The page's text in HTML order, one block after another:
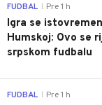
FUDBAL Pre 1 h
Igra se
Humskoj: Ovo se
srpskom fudbalu
FUDBAL Pre 1 h